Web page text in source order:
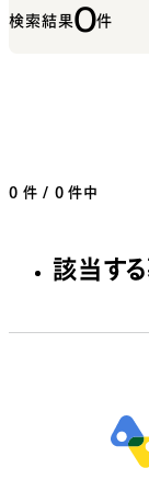
検索結果0件
0 件 / 0 件中
該当する